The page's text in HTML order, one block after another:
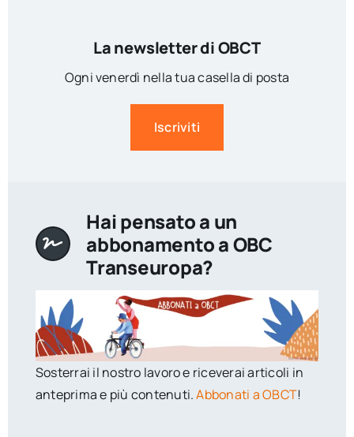
La newsletter di OBCT
Ogni venerdì nella tua casella di posta
Iscriviti
Hai pensato a un
abbonamento a OBC
Transeuropa?
Sosterrai il nostro lavoro e riceverai articoli in
anteprima e più contenuti.Abbonati a OBCT!